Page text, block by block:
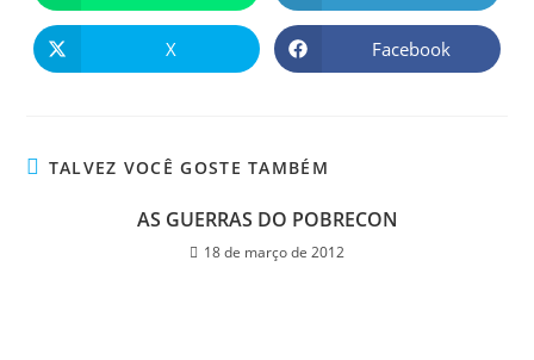
X Facebook
TALVEZ VOCÊ GOSTE TAMBÉM
AS GUERRAS DO POBRECON
18 de março de 2012